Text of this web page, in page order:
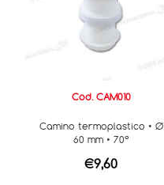
Cod. CAM010
Camino termoplastico • Ø
60 mm • 70°
€9,60